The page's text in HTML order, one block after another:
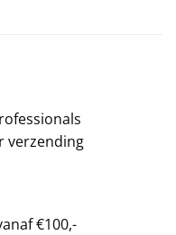
verzending
€100,-